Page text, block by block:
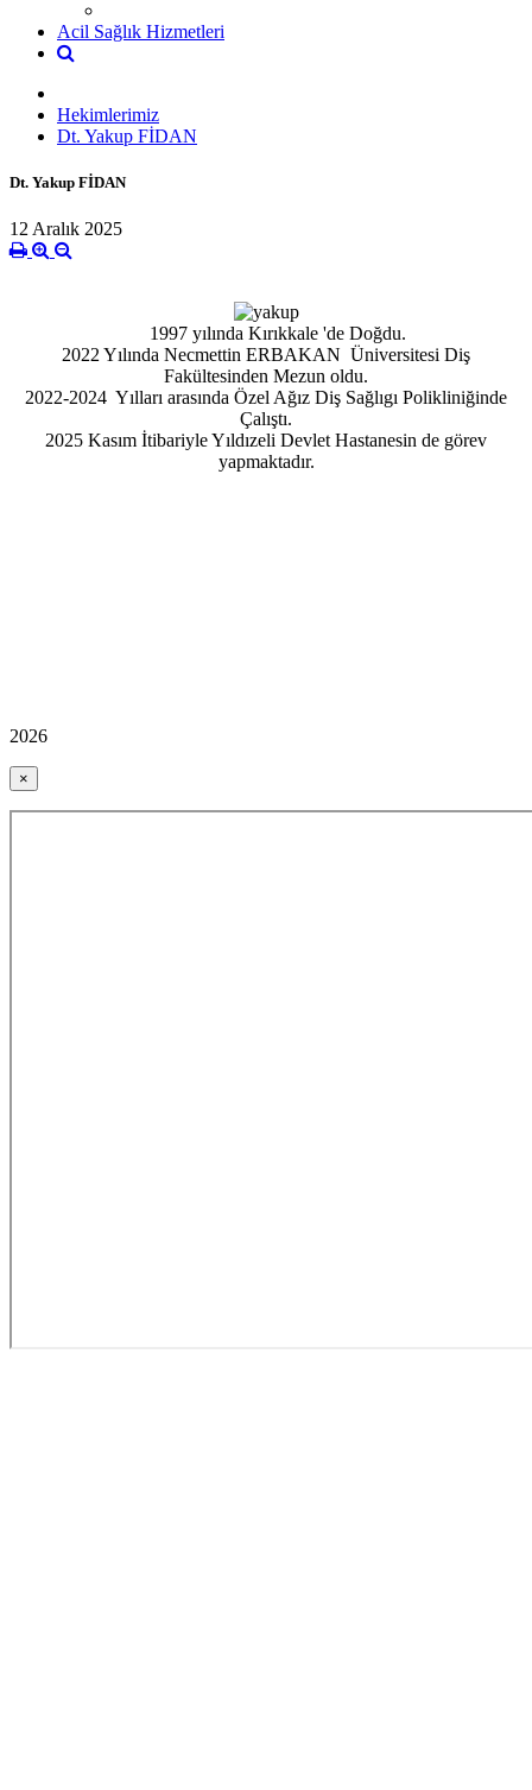
Acil Sağlık Hizmetleri
Hekimlerimiz
Dt. Yakup FİDAN
Dt. Yakup FİDAN
12 Aralık 2025
1997 yılında Kırıkkale 'de Doğdu.
2022 Yılında Necmettin ERBAKAN Üniversitesi Diş
Fakültesinden Mezun oldu.
2022-2024 Yılları arasında Özel Ağız Diş Sağlıgı Polikliniğinde
Çalıştı.
2025 Kasım İtibariyle Yıldızeli Devlet Hastanesin de görev
yapmaktadır.
2026
×